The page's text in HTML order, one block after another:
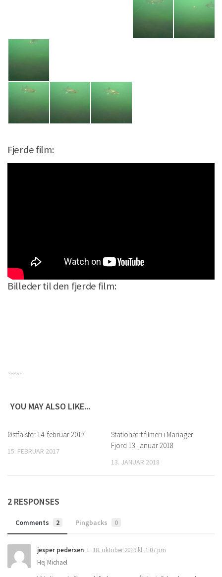
Fjerde film:
Billeder til den fjerde film:
SHARE
YOU MAY ALSO LIKE...
Østfalster 14. februar 2017
15. FEBRUAR 2017
Stationært filmeri i Mariager
Fjord 13. januar 2018
13. JANUAR 2018
2 RESPONSES
Comments 2 Pingbacks 0
jesper pedersen
18. oktober 2019 kl. 1:07 pm
Hej Michael